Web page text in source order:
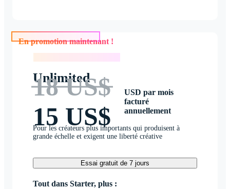
En promotion maintenant !
Unlimited
18 US$
15 US$
USD par mois
facturé
annuellement
Pour les créateurs plus importants qui produisent à
grande échelle et exigent une liberté créative
Essai gratuit de 7 jours
Tout dans Starter, plus :